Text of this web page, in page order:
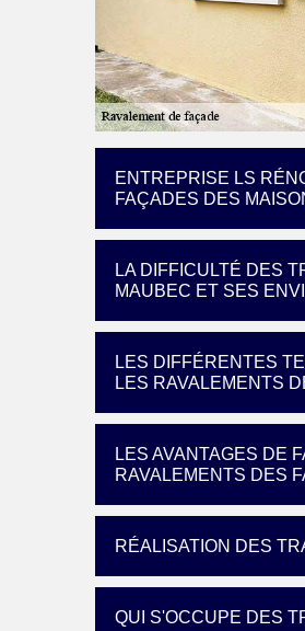
ENTREPRISE LS
FAÇADES DES
LA DIFFICULTÉ DES
MAUBEC ET SES
LES DIFFÉRENTES
LES RAVALEMENTS
LES AVANTAGES DE
RAVALEMENTS DES
RÉALISATION DES
QUI S'OCCUPE DES